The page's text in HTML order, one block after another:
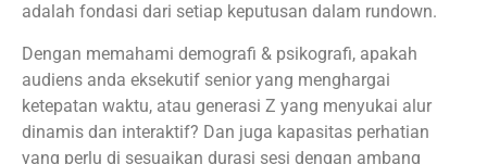
adalah fondasi dari setiap keputusan dalam rundown.
Dengan memahami demografi & psikografi, apakah
audiens anda eksekutif senior yang menghargai
ketepatan waktu, atau generasi Z yang menyukai alur
dinamis dan interaktif? Dan juga kapasitas perhatian
yang perlu di sesuaikan durasi sesi dengan ambang